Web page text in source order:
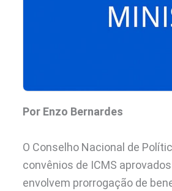
Por Enzo Bernardes
O Conselho Nacional de
convênios de ICMS
envolvem prorrogação de